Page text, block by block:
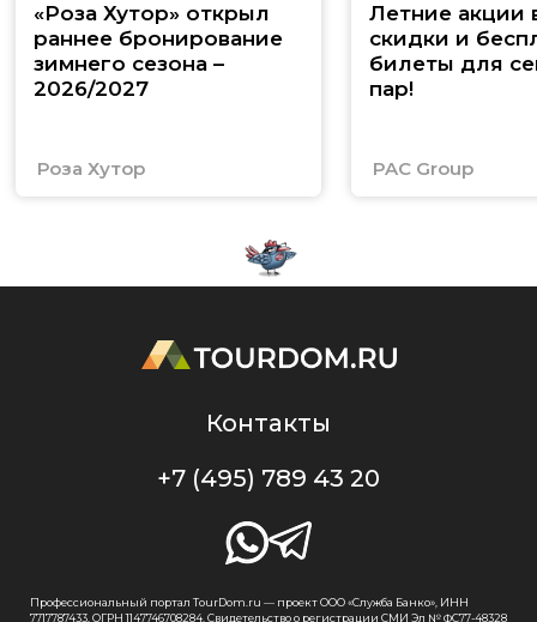
«Роза Хутор» открыл
раннее бронирование
зимнего сезона –
2026/2027
Роза Хутор
Летние акции
скидки и
билеты для
пар!
PAC Group
Контакты
+7 (495) 789 43 20
Профессиональный портал TourDom.ru — проект ООО «Служба Банко», ИНН
7717787433, ОГРН 1147746708284. Свидетельство о регистрации СМИ Эл № ФС77-48328